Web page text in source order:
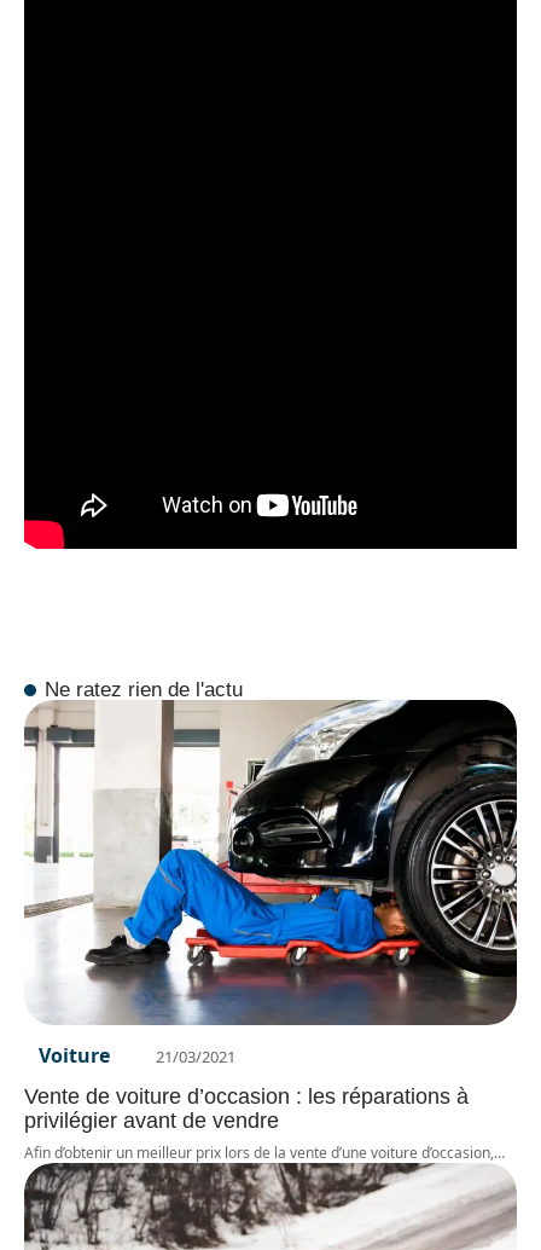
Ne ratez rien de l'actu
Voiture 21/03/2021
Vente de voiture d’occasion : les réparations à
privilégier avant de vendre
Afin d’obtenir un meilleur prix lors de la vente d’une voiture d’occasion,…